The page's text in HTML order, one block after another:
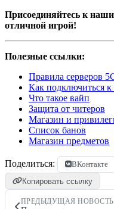
Присоединяйтесь к
отличной игрой!
Полезные ссылки:
Правила серверов
Как подключиться к
Что такое вайп
Защита от читеров
Магазин и
Список банов
Магазин предметов
Поделиться: ВКонтакте
Копировать ссылку
ПРЕДЫДУЩАЯ НОВОСТЬ